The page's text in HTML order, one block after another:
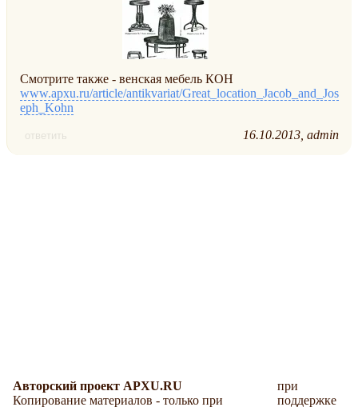
Смотрите также - венская мебель КОН
www.apxu.ru/article/antikvariat/Great_location_Jacob_and_Jos
eph_Kohn
ответить 16.10.2013 admin
Авторский проект APXU.RU
Копирование материалов - только при
при
поддержке